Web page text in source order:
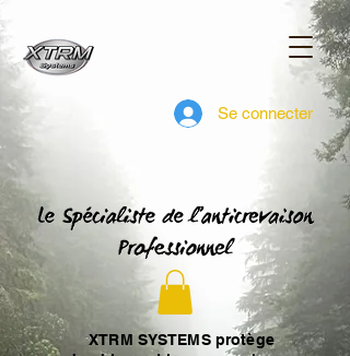
Se connecter
XTRM SYSTEMS protège